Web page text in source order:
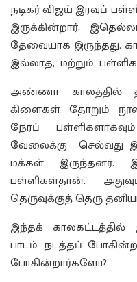
நடிகர் விஜய் இரவுப்
இருக்கின்றார்.
தேவையாக இருந்தது.
இல்லாத, மற்றும்
அண்ணா காலத்தில்
கிளைகள் தோறும்
நேரப்
வேலைக்கு செல்வது
மக்கள் இருந்தனர்.
பள்ளிகள்தான்.
தெருவுக்குத் தெரு
இந்தக் காலகட்டத்தில்
பாடம் நடத்தப்
போகின்றார்களோ?